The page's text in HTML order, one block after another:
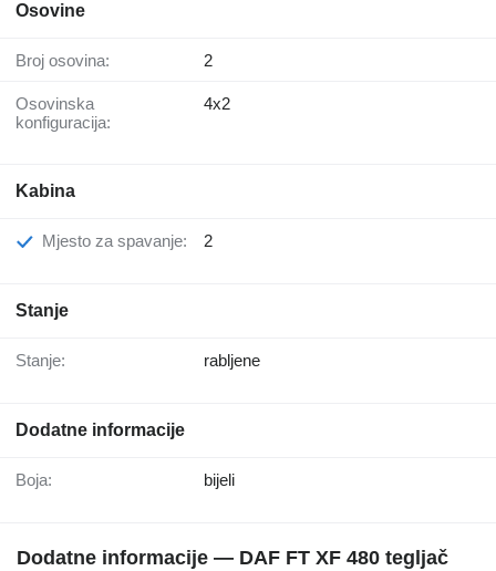
Osovine
Broj osovina: 2
Osovinska
konfiguracija:
4x2
Kabina
Mjesto za spavanje: 2
Stanje
Stanje: rabljene
Dodatne informacije
Boja: bijeli
Dodatne informacije — DAF FT XF 480 tegljač